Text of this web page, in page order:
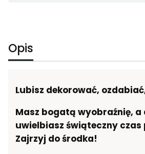
Opis
Lubisz dekorować,
Masz bogatą wyobraźnię, a
uwielbiasz świąteczny
Zajrzyj do środka!